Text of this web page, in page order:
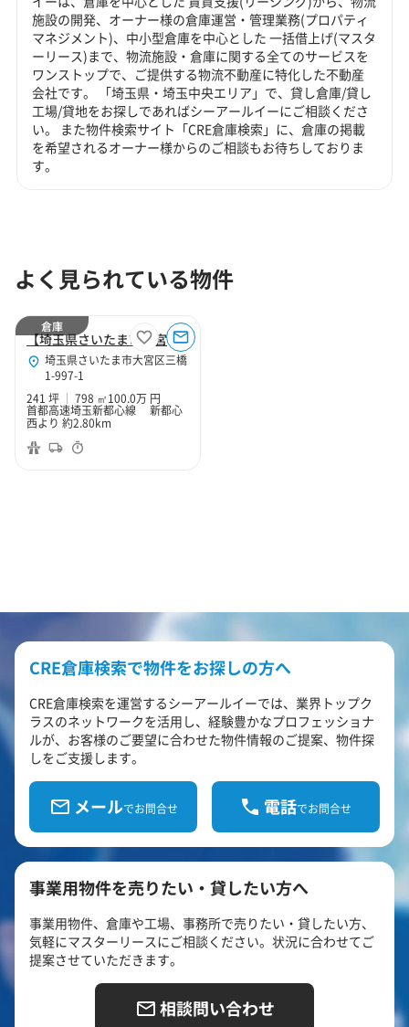
施設の開発、オーナー様の倉庫運営・管理業務(プロパティ
マネジメント)、中小型倉庫を中心とした 一括借上げ(マスタ
ーリース)まで、物流施設・倉庫に関する全てのサービスを
ワンストップで、ご提供する物流不動産に特化した不動産
会社です。 「埼玉県・埼玉中央エリア」で、貸し倉庫/貸し
工場/貸地をお探しであればシーアールイーにご相談くださ
い。 また物件検索サイト「CRE倉庫検索」に、倉庫の掲載
を希望されるオーナー様からのご相談もお待ちしておりま
す。
よく見られている物件
【埼玉県さいたま市大宮区】さいたま市大宮区三橋1丁目241坪倉庫
埼玉県さいたま市大宮区三橋
1-997-1
241 坪
798 ㎡100.0万 円
首都高速埼玉新都心線 新都心
西より 約2.80km
倉庫
CRE倉庫検索で物件をお探しの方へ
CRE倉庫検索を運営するシーアールイーでは、業界トップク
ラスのネットワークを活用し、経験豊かなプロフェッショナ
ルが、お客様のご要望に合わせた物件情報のご提案、物件探
しをご支援します。
メールでお問合せ 電話でお問合せ
事業用物件を売りたい・貸したい方へ
事業用物件、倉庫や工場、事務所で売りたい・貸したい方、
気軽にマスターリースにご相談ください。状況に合わせてご
提案させていただきます。
相談問い合わせ